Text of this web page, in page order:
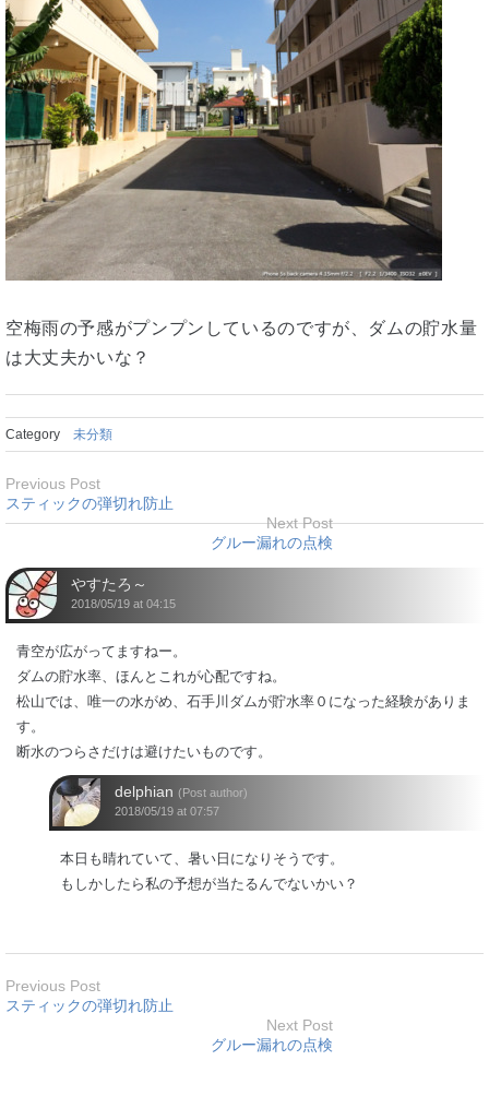
空梅雨の予感がプンプンしているのですが、ダムの貯水量
は大丈夫かいな？
Category 未分類
Previous Post
スティックの弾切れ防止
Next Post
グルー漏れの点検
やすたろ～
2018/05/19 at 04:15
青空が広がってますねー。
ダムの貯水率、ほんとこれが心配ですね。
松山では、唯一の水がめ、石手川ダムが貯水率０になった経験がありま
す。
断水のつらさだけは避けたいものです。
delphian (Post author)
2018/05/19 at 07:57
本日も晴れていて、暑い日になりそうです。
もしかしたら私の予想が当たるんでないかい？
Previous Post
スティックの弾切れ防止
Next Post
グルー漏れの点検